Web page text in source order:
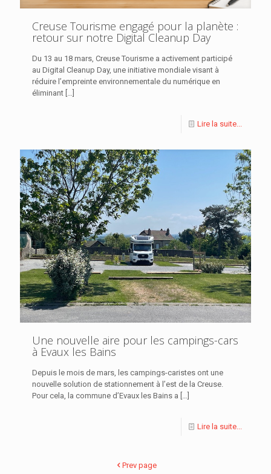
Creuse Tourisme engagé pour la planète :
retour sur notre Digital Cleanup Day
Du 13 au 18 mars, Creuse Tourisme a activement participé
au Digital Cleanup Day, une initiative mondiale visant à
réduire l’empreinte environnementale du numérique en
éliminant […]
Lire la suite...
Une nouvelle aire pour les campings-cars
à Evaux les Bains
Depuis le mois de mars, les campings-caristes ont une
nouvelle solution de stationnement à l’est de la Creuse.
Pour cela, la commune d’Evaux les Bains a […]
Lire la suite...
Prev page